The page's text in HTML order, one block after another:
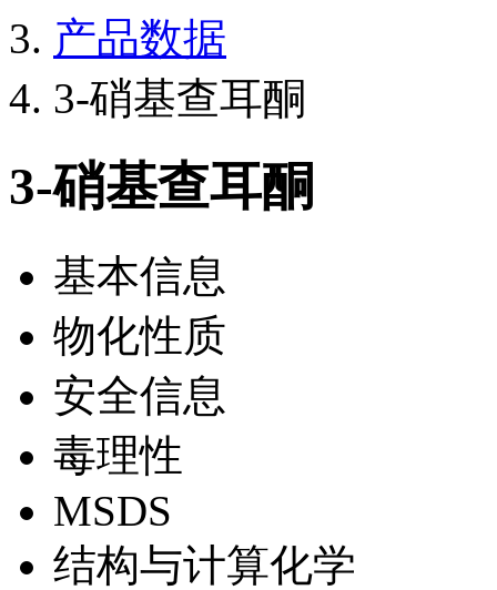
产品数据
3-硝基查耳酮
3-硝基查耳酮
基本信息
物化性质
安全信息
毒理性
MSDS
结构与计算化学